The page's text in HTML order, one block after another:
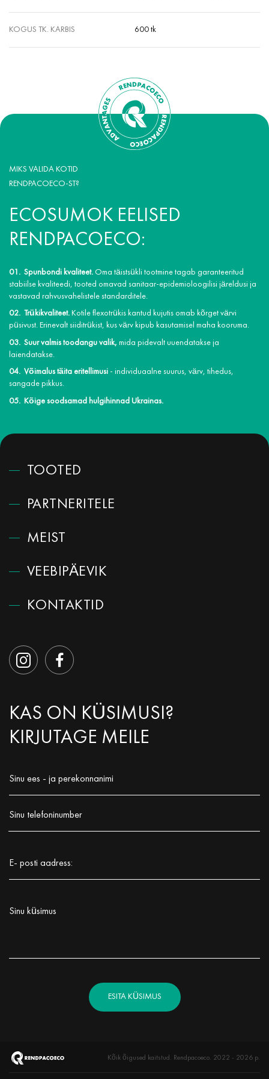
KOGUS TK. KARBIS 600 tk
MIKS VALIDA KOTID
RENDPACOECO-ST?
ECOSUMOK EELISED
RENDPACOECO:
Spunbondi kvaliteet.Oma täistsükli tootmine tagab garanteeritud
stabiilse kvaliteedi, tooted omavad sanitaar-epidemioloogilisi järeldusi ja
vastavad rahvusvahelistele standarditele.
Trükikvaliteet.Kotile flexotrükis kantud kujutis omab kõrget värvi
püsivust. Erinevalt siiditrükist, kus värv kipub kasutamisel maha kooruma.
Suur valmis toodangu valik, mida pidevalt uuendatakse ja
laiendatakse.
Võimalus täita eritellimusi- individuaalne suurus, värv, tihedus,
sangade pikkus.
Kõige soodsamad hulgihinnad Ukrainas.
TOOTED
PARTNERITELE
MEIST
VEEBIPÄEVIK
КОNTAKTID
KAS ON KÜSIMUSI?
KIRJUTAGE MEILE
Sinu ees - ja perekonnanimi
Sinu telefoninumber
E- posti aadress:
Sinu küsimus
ESITA KÜSIMUS
Kõik õigused kaitstud. Rendpacoeco. 2022 - 2026 р.